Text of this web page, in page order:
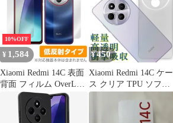
10%OFF
¥ 1,584
Xiaomi Redmi 14C 表面
背面 フィルム OverLay
Plus for シャオミ レド
ミ アンチグレア 反射防
止 非光沢 指紋防止
¥450
Xiaomi Redmi 14C ケー
ス クリア TPU ソフト
カバー Redmi14C 小米
シャオミ シンプル ケー
ス スマホ 衝撃吸収 透